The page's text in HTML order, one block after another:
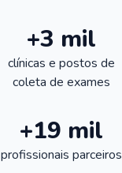
+3 mil
clínicas e postos de
coleta de exames
+19 mil
profissionais parceiros